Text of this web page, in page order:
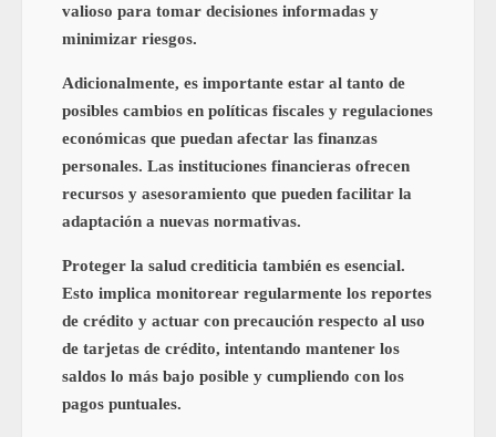
valioso para tomar decisiones informadas y
minimizar riesgos.
Adicionalmente, es importante estar al tanto de
posibles cambios en políticas fiscales y regulaciones
económicas que puedan afectar las finanzas
personales. Las instituciones financieras ofrecen
recursos y asesoramiento que pueden facilitar la
adaptación a nuevas normativas.
Proteger la salud crediticia también es esencial.
Esto implica monitorear regularmente los reportes
de crédito y actuar con precaución respecto al uso
de tarjetas de crédito, intentando mantener los
saldos lo más bajo posible y cumpliendo con los
pagos puntuales.